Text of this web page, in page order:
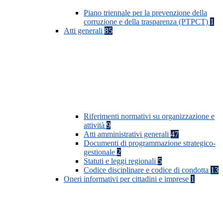
Piano triennale per la prevenzione della
corruzione e della trasparenza (PTPCT) 1
Atti generali 85
Riferimenti normativi su organizzazione e
attività 9
Atti amministrativi generali 47
Documenti di programmazione strategico-
gestionale 2
Statuti e leggi regionali 5
Codice disciplinare e codice di condotta 13
Oneri informativi per cittadini e imprese 1